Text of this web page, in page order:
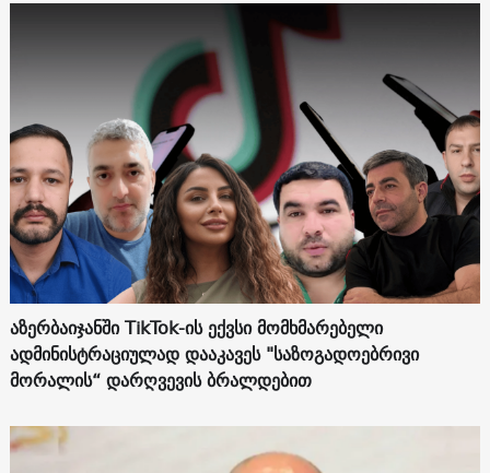
აზერბაიჯანში TikTok-ის ექვსი მომხმარებელი
ადმინისტრაციულად დააკავეს "საზოგადოებრივი
მორალის“ დარღვევის ბრალდებით